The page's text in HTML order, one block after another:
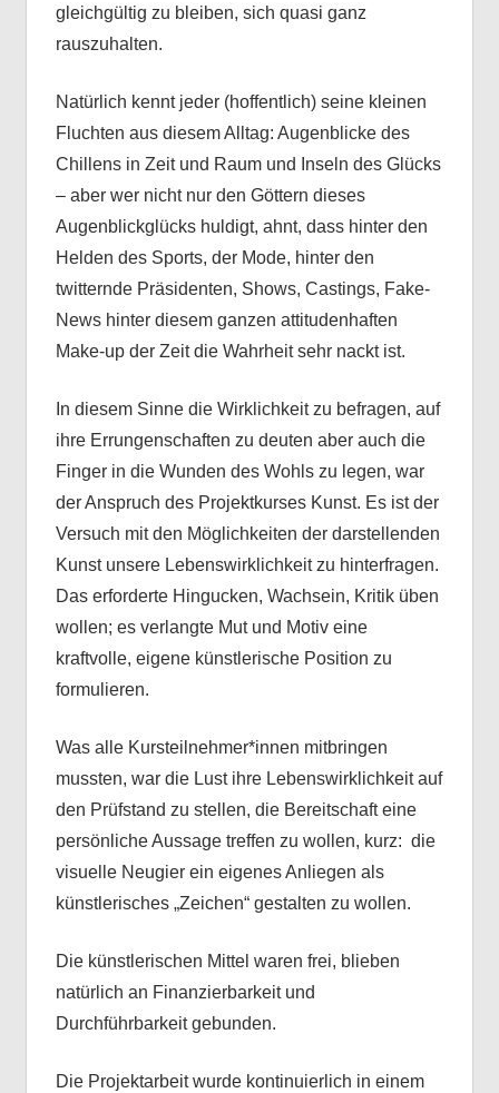
gleichgültig zu bleiben, sich quasi ganz
rauszuhalten.
Natürlich kennt jeder (hoffentlich) seine kleinen
Fluchten aus diesem Alltag: Augenblicke des
Chillens in Zeit und Raum und Inseln des Glücks
– aber wer nicht nur den Göttern dieses
Augenblickglücks huldigt, ahnt, dass hinter den
Helden des Sports, der Mode, hinter den
twitternde Präsidenten, Shows, Castings, Fake-
News hinter diesem ganzen attitudenhaften
Make-up der Zeit die Wahrheit sehr nackt ist.
In diesem Sinne die Wirklichkeit zu befragen, auf
ihre Errungenschaften zu deuten aber auch die
Finger in die Wunden des Wohls zu legen, war
der Anspruch des Projektkurses Kunst. Es ist der
Versuch mit den Möglichkeiten der darstellenden
Kunst unsere Lebenswirklichkeit zu hinterfragen.
Das erforderte Hingucken, Wachsein, Kritik üben
wollen; es verlangte Mut und Motiv eine
kraftvolle, eigene künstlerische Position zu
formulieren.
Was alle Kursteilnehmer*innen mitbringen
mussten, war die Lust ihre Lebenswirklichkeit auf
den Prüfstand zu stellen, die Bereitschaft eine
persönliche Aussage treffen zu wollen, kurz: die
visuelle Neugier ein eigenes Anliegen als
künstlerisches „Zeichen“ gestalten zu wollen.
Die künstlerischen Mittel waren frei, blieben
natürlich an Finanzierbarkeit und
Durchführbarkeit gebunden.
Die Projektarbeit wurde kontinuierlich in einem